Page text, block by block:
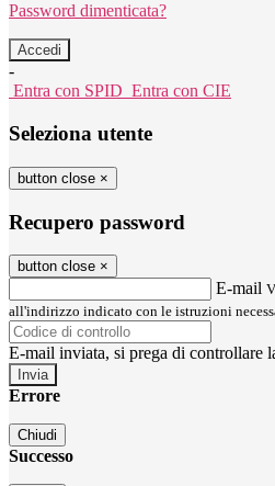
Password dimenticata?
-
Entra con SPID Entra con CIE
Seleziona utente
button close ×
Recupero password
button close ×
E-mail
all'indirizzo indicato con le istruzioni
E-mail inviata, si prega di controllare
Errore
Chiudi
Successo